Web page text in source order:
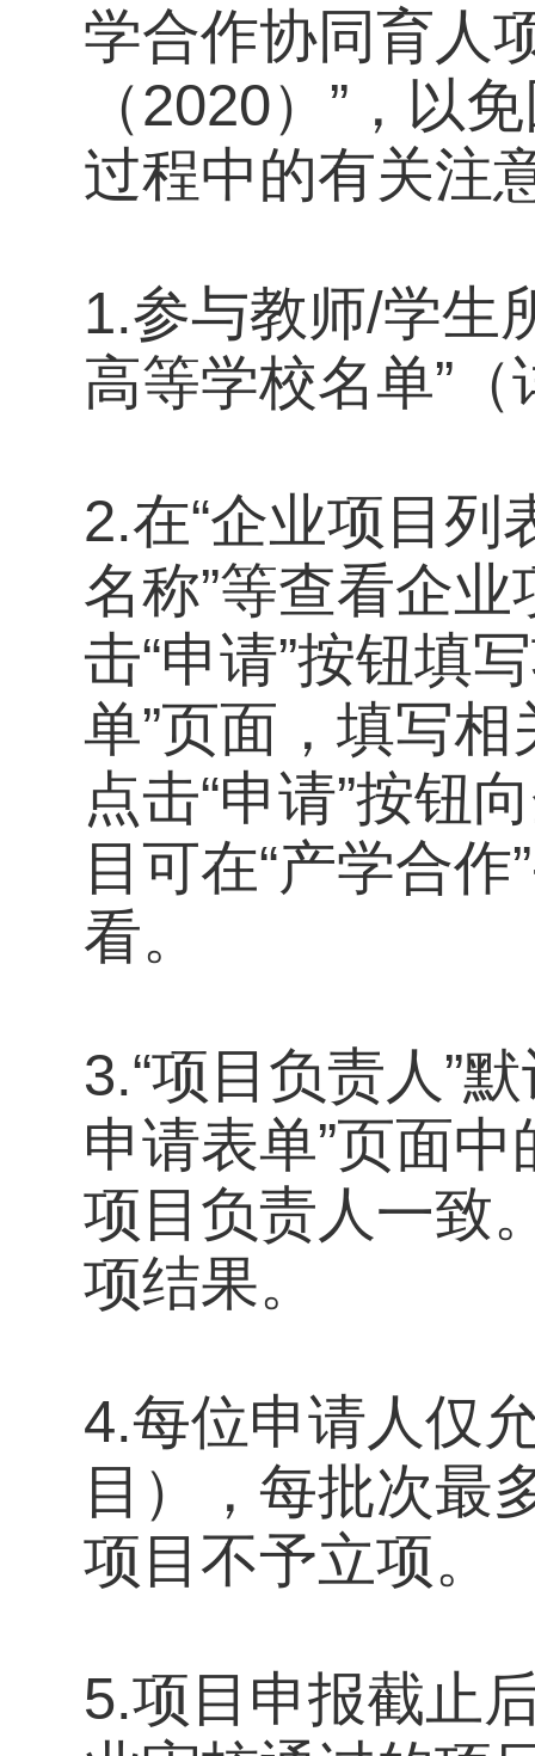
学合作协同育人
（2020）”，以
过程中的有关注
1.参与教师/学生
高等学校名单”
2.在“企业项目列
名称”等查看企
击“申请”按钮填
单”页面，填写
点击“申请”按钮
目可在“产学合作
看。
3.“项目负责人”
申请表单”页面
项目负责人一致
项结果。
4.每位申请人仅
目），每批次最
项目不予立项。
5.项目申报截止